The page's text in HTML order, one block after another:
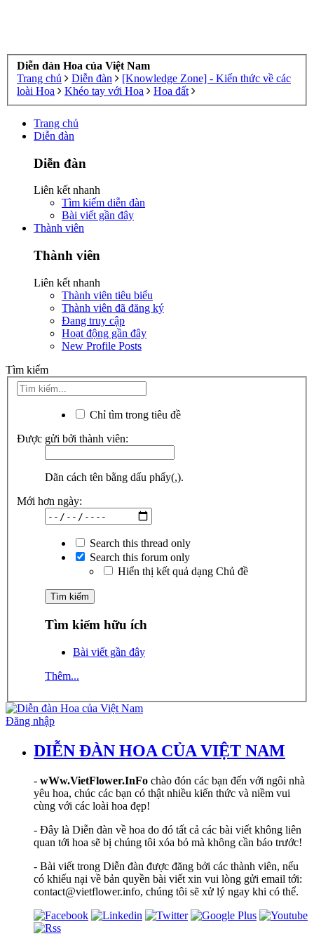
Diễn đàn Hoa của Việt Nam
Trang chủ
Diễn đàn
[Knowledge Zone] - Kiến thức về các
loài Hoa
Khéo tay với Hoa Hoa đất
Trang chủ
Diễn đàn
Diễn đàn
Liên kết nhanh
Tìm kiếm diễn đàn
Bài viết gần đây
Thành viên
Thành viên
Liên kết nhanh
Thành viên tiêu biểu
Thành viên đã đăng ký
Đang truy cập
Hoạt động gần đây
New Profile Posts
Tìm kiếm
Chỉ tìm trong tiêu đề
Được gửi bởi thành viên:
Dãn cách tên bằng dấu phẩy(,).
Mới hơn ngày:
Search this thread only
Search this forum only
Hiển thị kết quả dạng Chủ đề
Tìm kiếm hữu ích
Bài viết gần đây
Thêm...
Đăng nhập
DIỄN ĐÀN HOA CỦA VIỆT NAM
- wWw.VietFlower.InFo chào đón các bạn đến với ngôi nhà
yêu hoa, chúc các bạn có thật nhiều kiến thức và niềm vui
cùng với các loài hoa đẹp!
- Đây là Diễn đàn về hoa do đó tất cả các bài viết không liên
quan tới hoa sẽ bị chúng tôi xóa bỏ mà không cần báo trước!
- Bài viết trong Diễn đàn được đăng bởi các thành viên, nếu
có khiếu nại về bản quyền bài viết xin vui lòng gửi email tới:
contact@vietflower.info, chúng tôi sẽ xử lý ngay khi có thể.